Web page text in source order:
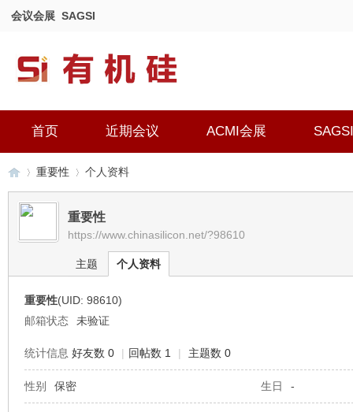
会议会展 SAGSI
首页 近期会议 ACMI会展 SAGSI
有›
重要性
›
个人资料
重要性
https://www.chinasilicon.net/?98610
主题 个人资料
重要性(UID: 98610)
邮箱状态
未验证
统计信息 好友数 0 | 回帖数 1 | 主题数 0
性别 保密 生日 -